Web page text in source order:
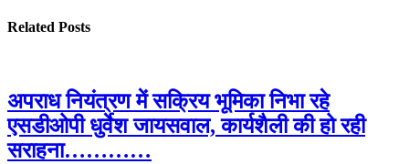
Related Posts
अपराध नियंत्रण में सक्रिय भूमिका निभा रहे
एसडीओपी धुर्वेश जायसवाल, कार्यशैली की हो रही
सराहना…………